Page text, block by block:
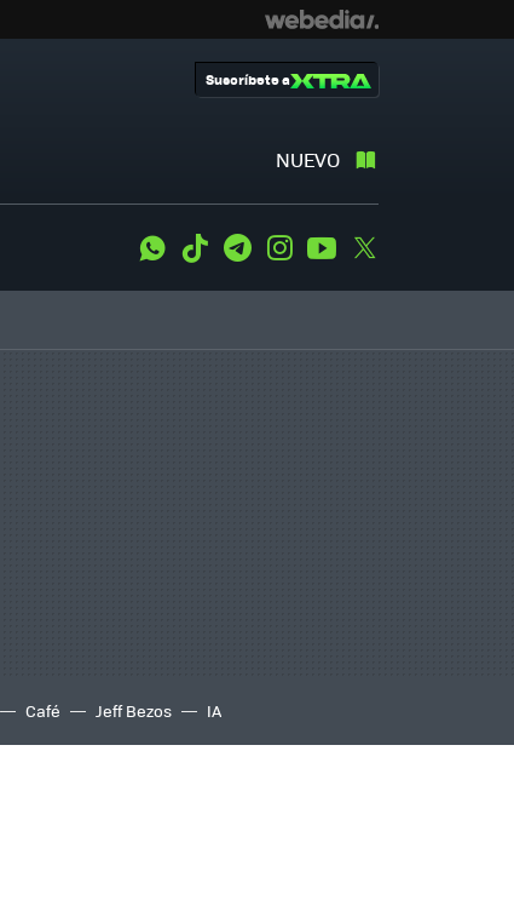
NUEVO
Suscríbete a
WhatsApp
Tiktok TelegramInstagramYoutube
Café Jeff Bezos IA